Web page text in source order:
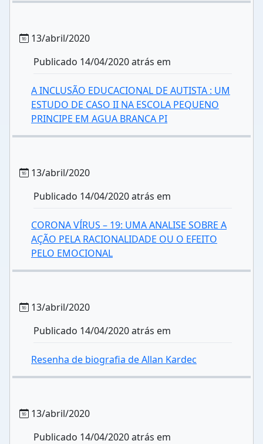
13/abril/2020
Publicado 14/04/2020 atrás em
A INCLUSÃO EDUCACIONAL DE AUTISTA : UM
ESTUDO DE CASO II NA ESCOLA PEQUENO
PRINCIPE EM AGUA BRANCA PI
13/abril/2020
Publicado 14/04/2020 atrás em
CORONA VÍRUS – 19: UMA ANALISE SOBRE A
AÇÃO PELA RACIONALIDADE OU O EFEITO
PELO EMOCIONAL
13/abril/2020
Publicado 14/04/2020 atrás em
Resenha de biografia de Allan Kardec
13/abril/2020
Publicado 14/04/2020 atrás em